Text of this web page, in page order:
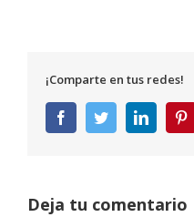
¡Comparte en tus redes!
FacebookTwitterLinkedIn
Deja tu comentario